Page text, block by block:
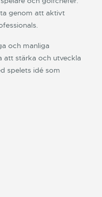
genom att aktivt
och manliga
att stärka och utveckla
spelets idé som